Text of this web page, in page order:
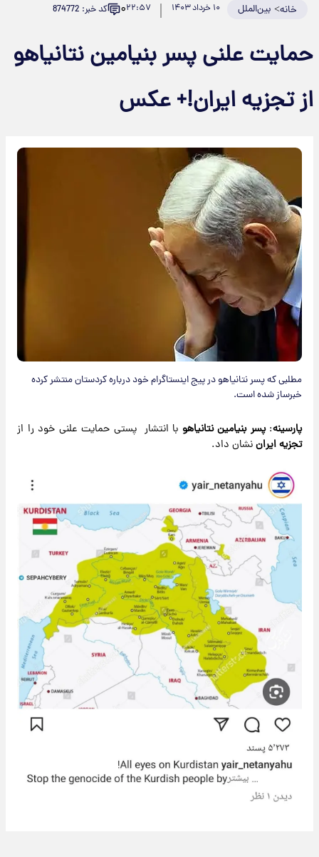
خانه> بین‌الملل ۱۰ خرداد ۱۴۰۳ ۲۲:۵۷۰ کد خبر: 874772
حمایت علنی پسر بنیامین نتانیاهو
از تجزیه ایران!+ عکس
مطلبی که پسر نتانیاهو در پیج اینستاگرام خود درباره کردستان منتشر کرده
خبرساز شده است.
پارسینه:پسر بنیامین نتانیاهو با انتشار پستی حمایت علنی خود را از
تجزیه ایراننشان داد.